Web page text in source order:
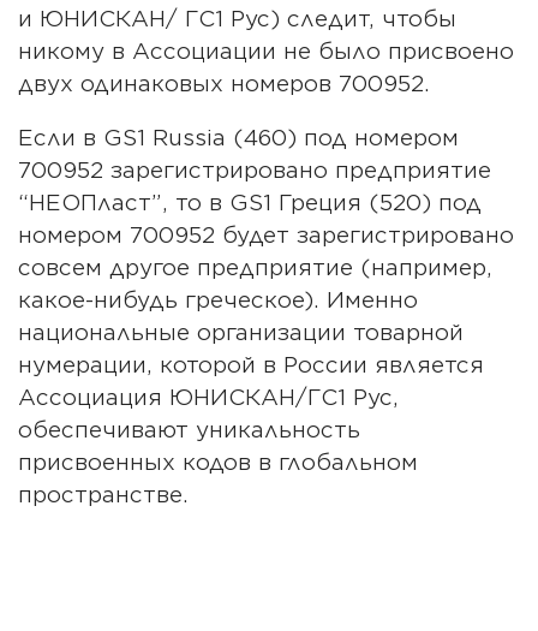
и ЮНИСКАН/ ГС1 Рус) следит, чтобы
никому в Ассоциации не было присвоено
двух одинаковых номеров 700952.
Если в GS1 Russia (460) под номером
700952 зарегистрировано предприятие
“НЕОПласт”, то в GS1 Греция (520) под
номером 700952 будет зарегистрировано
совсем другое предприятие (например,
какое-нибудь греческое). Именно
национальные организации товарной
нумерации, которой в России является
Ассоциация ЮНИСКАН/ГС1 Рус,
обеспечивают уникальность
присвоенных кодов в глобальном
пространстве.